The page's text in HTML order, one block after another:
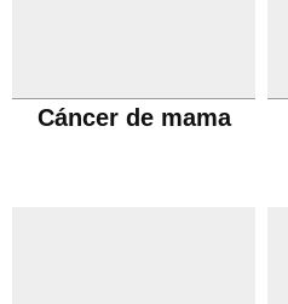
Cáncer de mama